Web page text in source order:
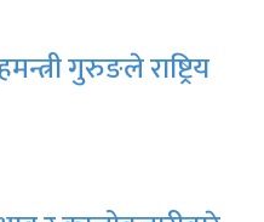
गुरुङले राष्ट्रिय